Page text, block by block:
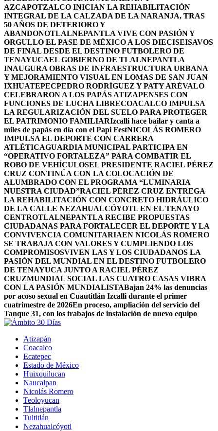
AZCAPOTZALCO INICIAN LA REHABILITACIÓN
INTEGRAL DE LA CALZADA DE LA NARANJA, TRAS
50 AÑOS DE DETERIORO Y
ABANDONOTLALNEPANTLA VIVE CON PASIÓN Y
ORGULLO EL PASE DE MÉXICO A LOS DIECISEISAVOS
DE FINAL DESDE EL DESTINO FUTBOLERO DE
TENAYUCAEL GOBIERNO DE TLALNEPANTLA
INAUGURA OBRAS DE INFRAESTRUCTURA URBANA
Y MEJORAMIENTO VISUAL EN LOMAS DE SAN JUAN
IXHUATEPECPEDRO RODRÍGUEZ Y PATY ARÉVALO
CELEBRARON A LOS PAPÁS ATIZAPENSES CON
FUNCIONES DE LUCHA LIBRECOACALCO IMPULSA
LA REGULARIZACIÓN DEL SUELO PARA PROTEGER
EL PATRIMONIO FAMILIARIzcalli hace bailar y canta a
miles de papás en día con el Papi FestNICOLÁS ROMERO
IMPULSA EL DEPORTE CON CARRERA
ATLÉTICAGUARDIA MUNICIPAL PARTICIPA EN
“OPERATIVO FORTALEZA” PARA COMBATIR EL
ROBO DE VEHÍCULOSEL PRESIDENTE RACIEL PÉREZ
CRUZ CONTINÚA CON LA COLOCACIÓN DE
ALUMBRADO CON EL PROGRAMA “LUMINARIA
NUESTRA CIUDAD”RACIEL PÉREZ CRUZ ENTREGA
LA REHABILITACIÓN CON CONCRETO HIDRÁULICO
DE LA CALLE NEZAHUALCÓYOTL EN EL TENAYO
CENTROTLALNEPANTLA RECIBE PROPUESTAS
CIUDADANAS PARA FORTALECER EL DEPORTE Y LA
CONVIVENCIA COMUNITARIAEN NICOLÁS ROMERO
SE TRABAJA CON VALORES Y CUMPLIENDO LOS
COMPROMISOSVIVEN LAS Y LOS CIUDADANOS LA
PASIÓN DEL MUNDIAL EN EL DESTINO FUTBOLERO
DE TENAYUCA JUNTO A RACIEL PÉREZ
CRUZMUNDIAL SOCIAL LAS CUATRO CASAS VIBRA
CON LA PASIÓN MUNDIALISTABajan 24% las denuncias
por acoso sexual en Cuautitlán Izcalli durante el primer
cuatrimestre de 2026En proceso, ampliación del servicio del
Tanque 31, con los trabajos de instalación de nuevo equipo
Atizapán
Coacalco
Ecatepec
Estado de México
Huixquilucan
Naucalpan
Nicolás Romero
Teoloyucan
Tlalnepantla
Tultitlán
Nezahualcóyotl